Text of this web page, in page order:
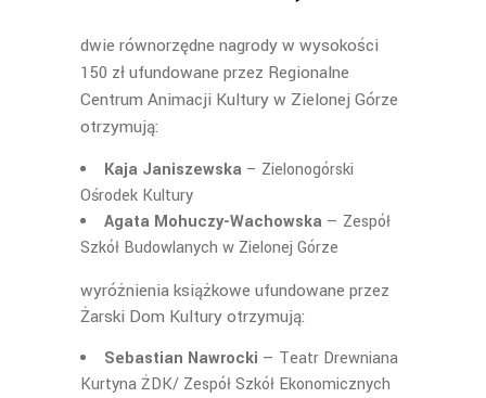
dwie równorzędne nagrody w wysokości
150 zł ufundowane przez Regionalne
Centrum Animacji Kultury w Zielonej Górze
otrzymują:
Kaja Janiszewska – Zielonogórski
Ośrodek Kultury
Agata Mohuczy-Wachowska — Zespół
Szkół Budowlanych w Zielonej Górze
wyróżnienia książkowe ufundowane przez
Żarski Dom Kultury otrzymują:
Sebastian Nawrocki — Teatr Drewniana
Kurtyna ŻDK/ Zespół Szkół Ekonomicznych